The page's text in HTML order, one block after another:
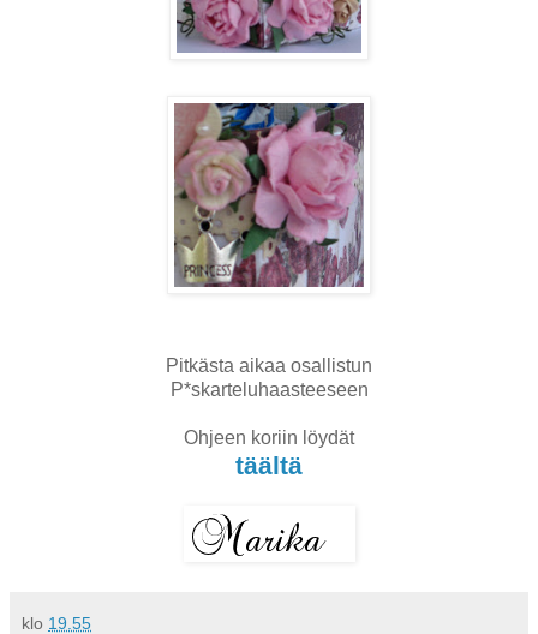
Pitkästa aikaa osallistun
P*skarteluhaasteeseen
Ohjeen koriin löydät
täältä
klo 19.55